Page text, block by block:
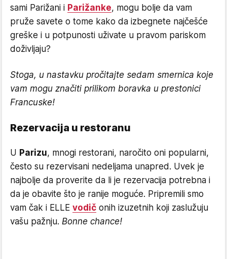
sami Parižani i Parižanke, mogu bolje da vam
pruže savete o tome kako da izbegnete najčešće
greške i u potpunosti uživate u pravom pariskom
doživljaju?
Stoga, u nastavku pročitajte sedam smernica koje
vam mogu značiti prilikom boravka u prestonici
Francuske!
Rezervacija u restoranu
U Parizu, mnogi restorani, naročito oni popularni,
često su rezervisani nedeljama unapred. Uvek je
najbolje da proverite da li je rezervacija potrebna i
da je obavite što je ranije moguće. Pripremili smo
vam čak i ELLE vodič onih izuzetnih koji zaslužuju
vašu pažnju. Bonne chance!